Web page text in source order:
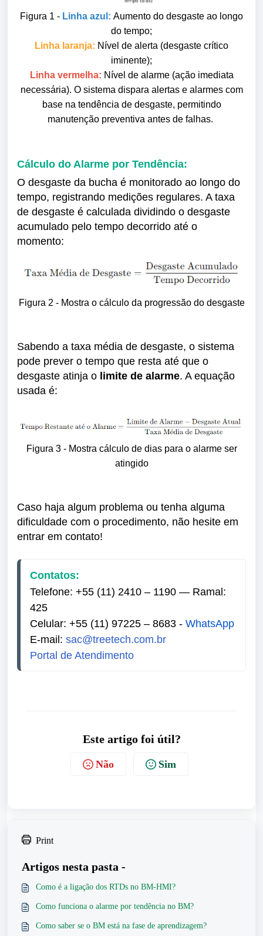
Figura 1 - Linha azul : Aumento do desgaste ao longo
do tempo;
Linha laranja: Nível de alerta (desgaste crítico
iminente);
Linha vermelha: Nível de alarme (ação imediata
necessária). O sistema dispara alertas e alarmes com
base na tendência de desgaste, permitindo
manutenção preventiva antes de falhas.
Cálculo do Alarme por Tendência:
O desgaste da bucha é monitorado ao longo do
tempo, registrando medições regulares. A taxa
de desgaste é calculada dividindo o desgaste
acumulado pelo tempo decorrido até o
momento:
Figura 2 - Mostra o cálculo da progressão do desgaste
Sabendo a taxa média de desgaste, o sistema
pode prever o tempo que resta até que o
desgaste atinja o limite de alarme. A equação
usada é:
Figura 3 - Mostra cálculo de dias para o alarme ser
atingido
Caso haja algum problema ou tenha alguma
dificuldade com o procedimento, não hesite em
entrar em contato!
Contatos:
Telefone: +55 (11) 2410 – 1190 — Ramal:
425
Celular: +55 (11) 97225 – 8683 - WhatsApp
E-mail: sac@treetech.com.br
Portal de Atendimento
Este artigo foi útil?
Não Sim
Print
Artigos nesta pasta -
Como é a ligação dos RTDs no BM-HMI?
Como funciona o alarme por tendência no BM?
Como saber se o BM está na fase de aprendizagem?